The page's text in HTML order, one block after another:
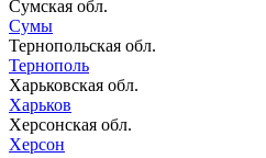
Сумская обл.
Сумы
Тернопольская обл.
Тернополь
Харьковская обл.
Харьков
Херсонская обл.
Херсон